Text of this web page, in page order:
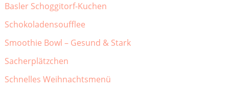
Basler Schoggitorf-Kuchen
Schokoladensoufflee
Smoothie Bowl – Gesund & Stark
Sacherplätzchen
Schnelles Weihnachtsmenü